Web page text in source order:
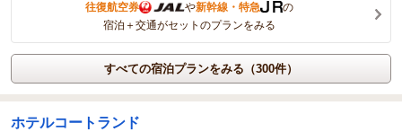
往復航空券 や新幹線・特急
の
宿泊＋交通がセットのプランをみる
すべての宿泊プランをみる（300件）
ホテルコートランド